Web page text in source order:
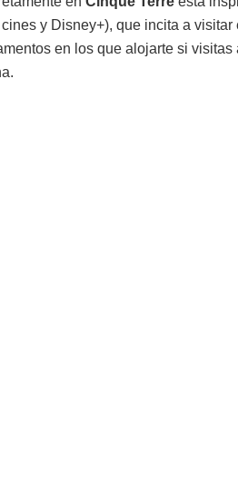
y Disney+), que incita a
en los que alojarte si